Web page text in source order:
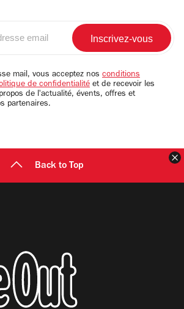
mail, vous acceptez nos conditions
de confidentialité et de recevoir les
de l'actualité, évents, offres et
partenaires.
Back to Top